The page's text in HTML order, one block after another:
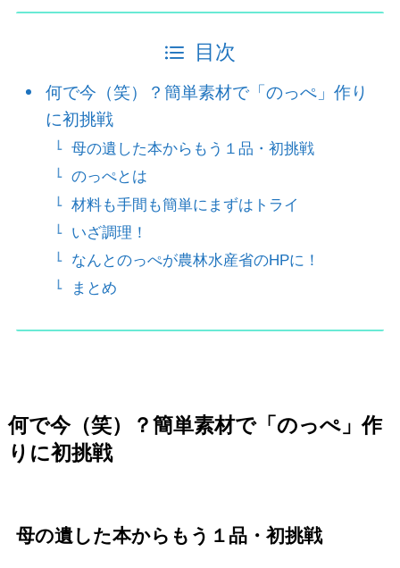
目次
何で今（笑）？簡単素材で「のっぺ」作り
に初挑戦
母の遺した本からもう１品・初挑戦
のっぺとは
材料も手間も簡単にまずはトライ
いざ調理！
なんとのっぺが農林水産省のHPに！
まとめ
何で今（笑）？簡単素材で「のっぺ」作
りに初挑戦
母の遺した本からもう１品・初挑戦